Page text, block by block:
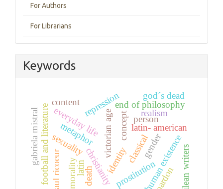
For Authors
For Librarians
Keywords
classical
identity
christianity
latin
latin- american
gender
sexuality victorian age
repression
morality prostitution
football and literature metaphor
everyday life
human existence
gabriela mistral
chilean writers
death
end of philosophy
paul ricoeur pardon
content
concept person
realism
god´s dead